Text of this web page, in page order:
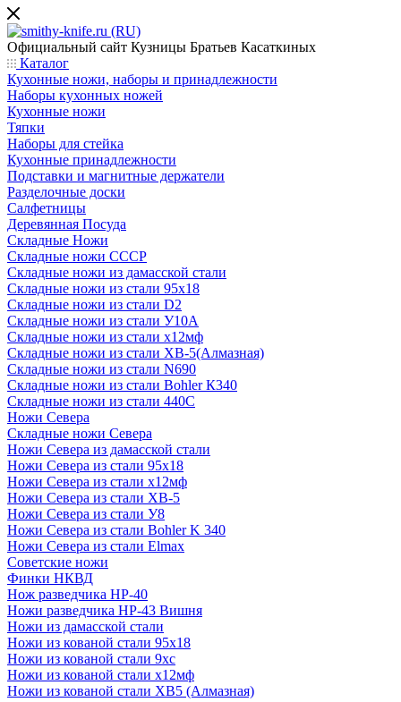
Официальный сайт Кузницы Братьев Касаткиных
Каталог
Кухонные ножи, наборы и принадлежности
Наборы кухонных ножей
Кухонные ножи
Тяпки
Наборы для стейка
Кухонные принадлежности
Подставки и магнитные держатели
Разделочные доски
Салфетницы
Деревянная Посуда
Складные Ножи
Cкладные ножи СССР
Складные ножи из дамасской стали
Складные ножи из стали 95х18
Складные ножи из стали D2
Складные ножи из стали У10А
Складные ножи из стали х12мф
Складные ножи из стали ХВ-5(Алмазная)
Складные ножи из стали N690
Складные ножи из стали Bohler К340
Складные ножи из стали 440С
Ножи Севера
Складные ножи Севера
Ножи Севера из дамасской стали
Ножи Севера из стали 95х18
Ножи Севера из стали х12мф
Ножи Севера из стали ХВ-5
Ножи Севера из стали У8
Ножи Севера из стали Bohler K 340
Ножи Севера из стали Elmax
Советские ножи
Финки НКВД
Нож разведчика НР-40
Ножи разведчика НР-43 Вишня
Ножи из дамасской стали
Ножи из кованой стали 95х18
Ножи из кованой стали 9хс
Ножи из кованой стали х12мф
Ножи из кованой стали ХВ5 (Алмазная)